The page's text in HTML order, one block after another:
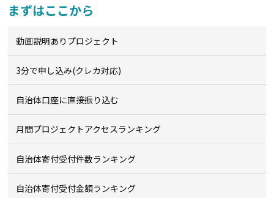
まずはここから
動画説明ありプロジェクト
3分で申し込み(クレカ対応)
自治体口座に直接振り込む
月間プロジェクトアクセスランキング
自治体寄付受付件数ランキング
自治体寄付受付金額ランキング